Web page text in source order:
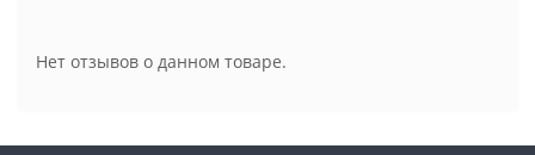
Нет отзывов о данном товаре.